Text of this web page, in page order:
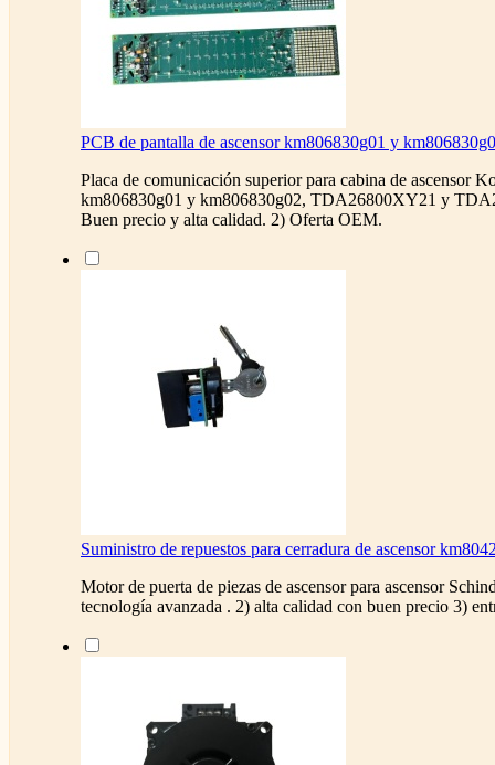
PCB de pantalla de ascensor km806830g01 y
Placa de comunicación superior para cabina de ascensor
km806830g01 y km806830g02, TDA26800XY21 y
Buen precio y alta calidad. 2) Oferta OEM.
Suministro de repuestos para cerradura de ascensor
Motor de puerta de piezas de ascensor para ascensor
tecnología avanzada . 2) alta calidad con buen precio 3)